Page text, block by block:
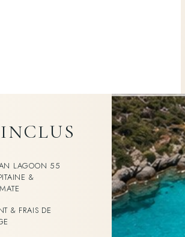
LAGOON 55
&
& FRAIS DE